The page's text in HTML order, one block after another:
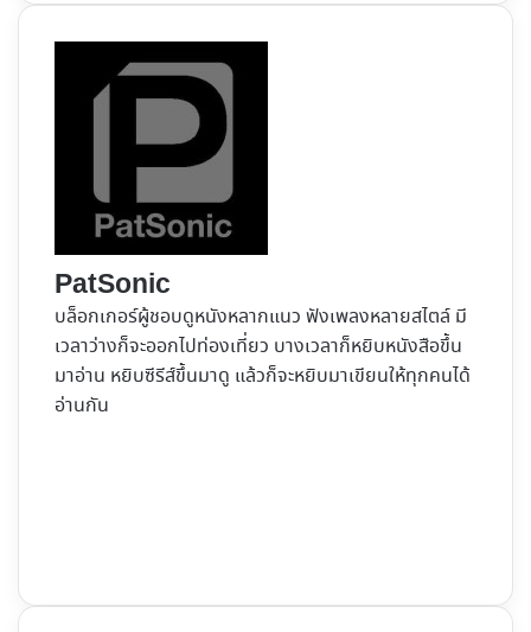
PatSonic
บล็อกเกอร์ผู้ชอบดูหนังหลากแนว ฟังเพลงหลายสไตล์ มี
เวลาว่างก็จะออกไปท่องเที่ยว บางเวลาก็หยิบหนังสือขึ้น
มาอ่าน หยิบซีรีส์ขึ้นมาดู แล้วก็จะหยิบมาเขียนให้ทุกคนได้
อ่านกัน